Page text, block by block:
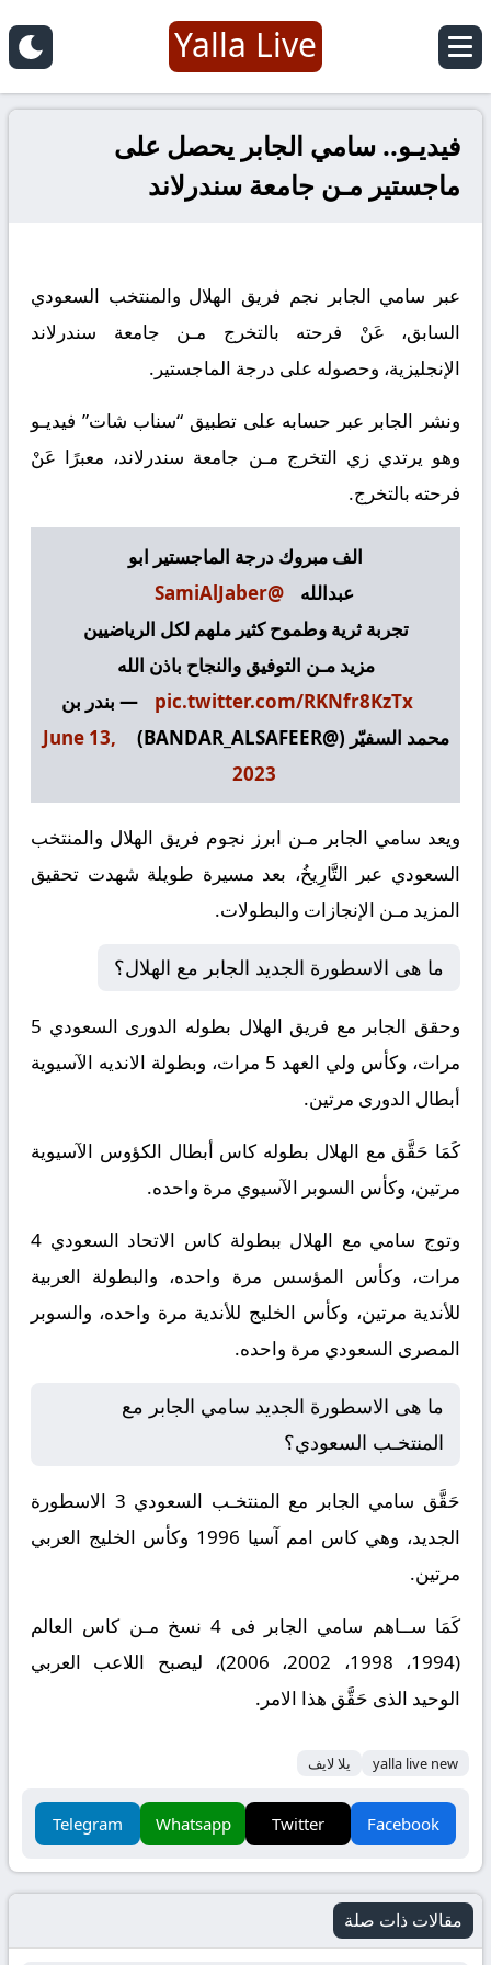
Yalla Live
فيديـو.. سامي الجابر يحصل على
ماجستير مـن جامعة سندرلاند
عبر سامي الجابر نجم فريق الهلال والمنتخب السعودي
السابق، عَنْ فرحته بالتخرج مـن جامعة سندرلاند
الإنجليزية، وحصوله على درجة الماجستير.
ونشر الجابر عبر حسابه على تطبيق “سناب شات” فيديـو
وهو يرتدي زي التخرج مـن جامعة سندرلاند، معبرًا عَنْ
فرحته بالتخرج.
الف مبروك درجة الماجستير ابو
عبدالله
@SamiAlJaber
تجربة ثرية وطموح كثير ملهم لكل الرياضيين
مزيد مـن التوفيق والنجاح باذن الله
pic.twitter.com/RKNfr8KzTx
— بندر بن
محمد السفيّر (@BANDAR_ALSAFEER)
June 13,
2023
ويعد سامي الجابر مـن ابرز نجوم فريق الهلال والمنتخب
السعودي عبر التَّارِيخُ، بعد مسيرة طويلة شهدت تحقيق
المزيد مـن الإنجازات والبطولات.
ما هى الاسطورة الجديد الجابر مع الهلال؟
وحقق الجابر مع فريق الهلال بطوله الدورى السعودي 5
مرات، وكأس ولي العهد 5 مرات، وبطولة الانديه الآسيوية
أبطال الدورى مرتين.
كَمَا حَقَّق مع الهلال بطوله كاس أبطال الكؤوس الآسيوية
مرتين، وكأس السوبر الآسيوي مرة واحده.
وتوج سامي مع الهلال ببطولة كاس الاتحاد السعودي 4
مرات، وكأس المؤسس مرة واحده، والبطولة العربية
للأندية مرتين، وكأس الخليج للأندية مرة واحده، والسوبر
المصرى السعودي مرة واحده.
ما هى الاسطورة الجديد سامي الجابر مع
المنتخـب السعودي؟
حَقَّق سامي الجابر مع المنتخـب السعودي 3 الاسطورة
الجديد، وهي كاس امم آسيا 1996 وكأس الخليج العربي
مرتين.
كَمَا ســاهم سامي الجابر فى 4 نسخ مـن كاس العالم
(1994، 1998، 2002، 2006)، ليصبح اللاعب العربي
الوحيد الذى حَقَّق هذا الامر.
yalla live new يلا لايف
Facebook
Twitter
Whatsapp
Telegram
مقالات ذات صلة